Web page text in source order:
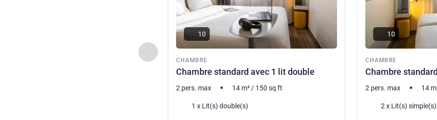
Précédent - Chambre
CHAMBRE
Chambre standard avec 1 lit double
10
2 pers. max 14 m² / 150 sq ft
Literie1 x Lit(s) double(s)
CHAMBRE
Chambre
10
2 pers. max 14
Literie2 x Lit(s) simple(s)